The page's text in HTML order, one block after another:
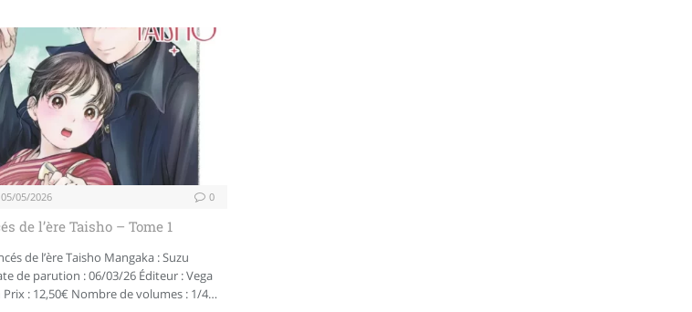
05/05/2026 0
de l’ère Taisho – Tome 1
de l’ère Taisho Mangaka : Suzu
de parution : 06/03/26 Éditeur : Vega
Prix : 12,50€ Nombre de volumes : 1/4…